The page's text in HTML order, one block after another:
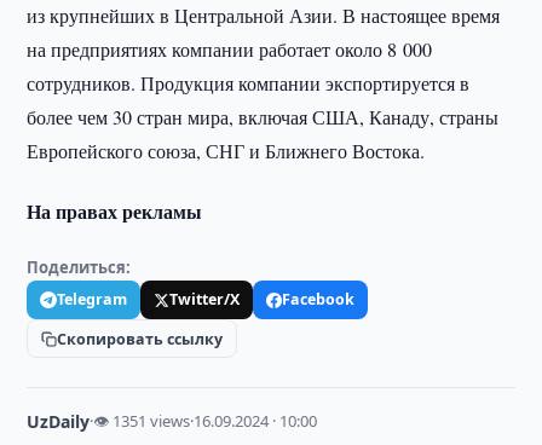
из крупнейших в Центральной Азии. В настоящее время
на предприятиях компании работает около 8 000
сотрудников. Продукция компании экспортируется в
более чем 30 стран мира, включая США, Канаду, страны
Европейского союза, СНГ и Ближнего Востока.
На правах рекламы
Поделиться:
Telegram Twitter/X
Facebook
Скопировать ссылку
UzDaily·👁 1351 views·16.09.2024 · 10:00